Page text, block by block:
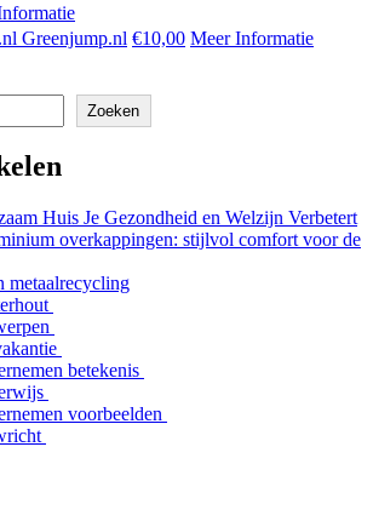
Greenjump.nl €10,00 Meer Informatie
Zoeken
Huis Je Gezondheid en Welzijn Verbetert
overkappingen: stijlvol comfort voor de
metaalrecycling
betekenis
voorbeelden